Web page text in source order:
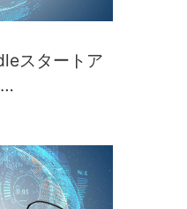
スタートア